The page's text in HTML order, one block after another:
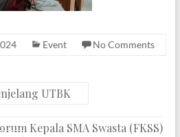
Event No Comments
UTBK
Kepala SMA Swasta (FKSS)